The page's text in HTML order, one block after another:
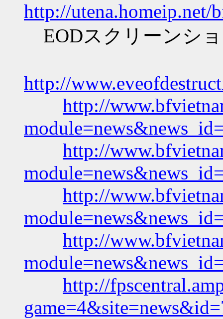
http://utena.homeip.net/
EODスクリーンシ
http://
http://
http://
http://
http://
http://